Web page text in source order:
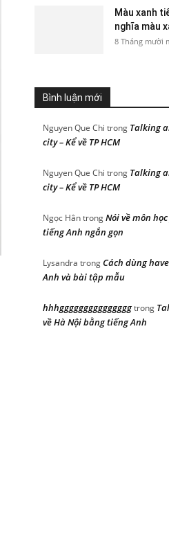
Màu xanh
nghĩa màu
8 Tháng mười
Bình luận mới
Nguyen Que Chi trong Talking
city – Kể về TP HCM
Nguyen Que Chi trong Talking
city – Kể về TP HCM
Ngọc HântrongNói về môn
tiếng Anh ngắn gọn
Lysandra trongCách dùng
Anh và bài tập mẫu
hhhgggggggggggggggtrong
về Hà Nội bằng tiếng Anh